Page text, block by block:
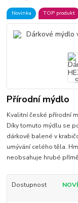
Novinka TOP produkt
Přírodní mýdlo
Kvalitní české přírodní
Díky tomuto mýdlu se
dárkově balené v
umývání celého těla.
neobsahuje hrubé
Dostupnost